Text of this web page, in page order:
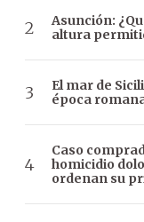
Asunción:
altura
El mar de
época
Caso
homicidio
ordenan su